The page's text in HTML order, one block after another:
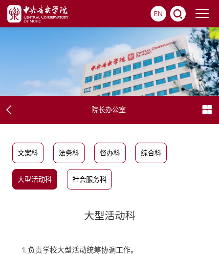
EN
院长办公室
文案科 法务科 督办科 综合科
大型活动科 社会服务科
大型活动科
1. 负责学校大型活动统筹协调工作。